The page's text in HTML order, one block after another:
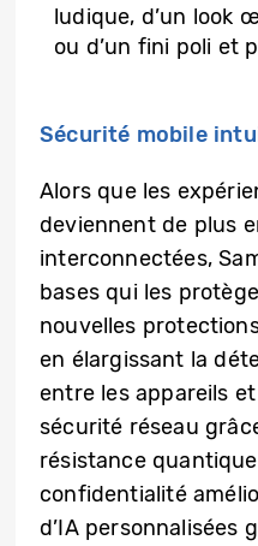
ludique, d’un look
ou d’un fini poli et
Sécurité mobile
Alors que les
deviennent de plus
interconnectées,
bases qui les
nouvelles
en élargissant la
entre les appareils
sécurité réseau
résistance
confidentialité
d’IA personnalisées